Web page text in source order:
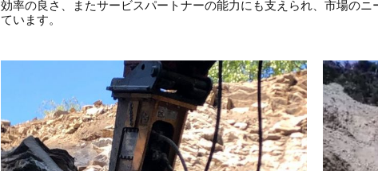
効率の良さ、またサービスパートナーの能力にも支えられ、市場の
ています。